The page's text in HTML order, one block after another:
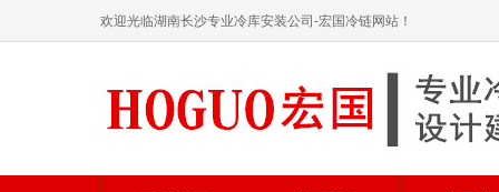
欢迎光临湖南长沙专业冷库安装公司-宏国冷链网站！